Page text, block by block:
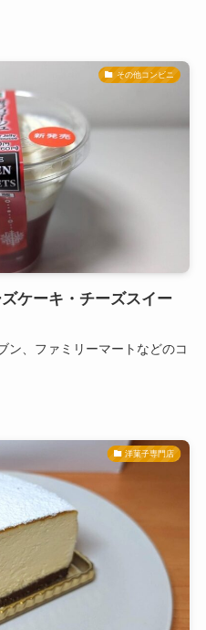
その他コンビニ
ケーキ・チーズスイー
ン、ファミリーマートなどのコ
洋菓子専門店